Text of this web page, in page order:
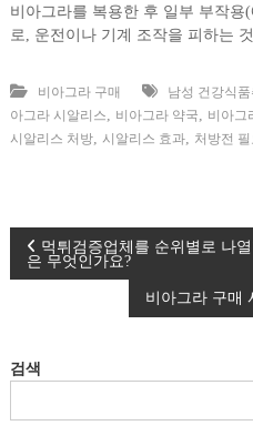
비아그라를 복용한 후 일부 부작
로, 운전이나 기계 조작을 피하는
비아그라 구매 남성 건강식품
아그라 시알리스
비아그라 약국 비아그
시알리스 처방, 시알리스 효과, 처방전
글먹튀검증업체를 순위별로 나
은 무엇인가요?
비아그라 구매
검색